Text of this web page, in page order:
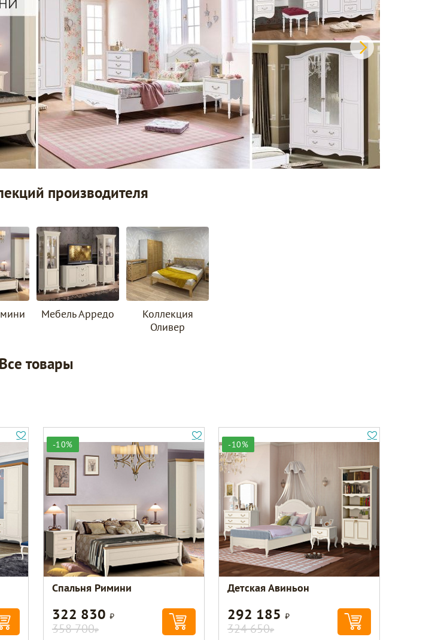
производителя
Мебель Арредо
Коллекция
Оливер
Все товары
-10%
Спальня Римини
322 830 Р
358 700Р
-10%
Детская Авиньон
292 185Р
324 650Р